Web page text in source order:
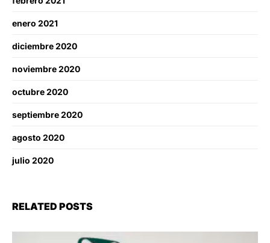
enero 2021
diciembre 2020
noviembre 2020
octubre 2020
septiembre 2020
agosto 2020
julio 2020
RELATED POSTS